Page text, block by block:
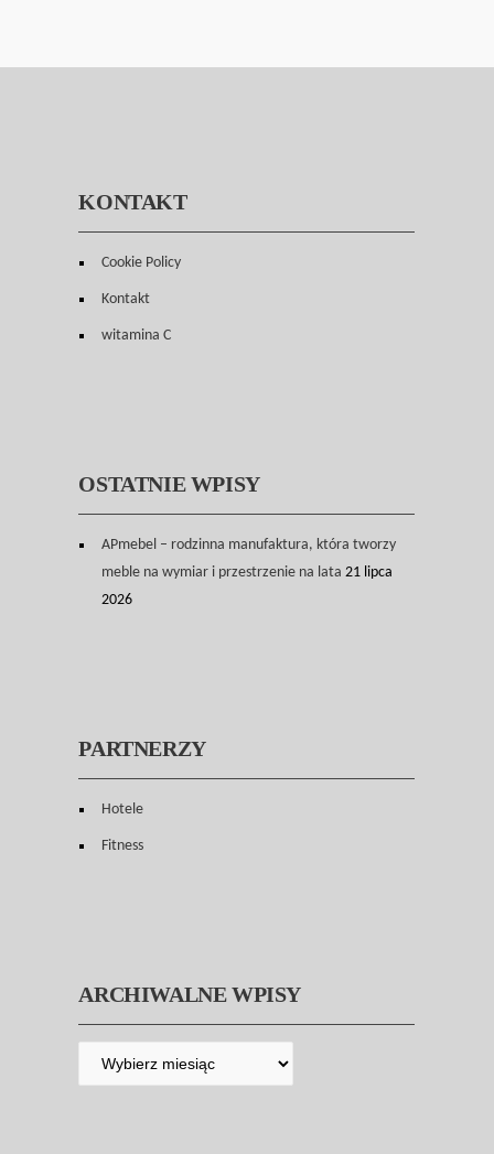
KONTAKT
Cookie Policy
Kontakt
witamina C
OSTATNIE WPISY
APmebel – rodzinna manufaktura, która tworzy
meble na wymiar i przestrzenie na lata 21 lipca
2026
PARTNERZY
Hotele
Fitness
ARCHIWALNE WPISY